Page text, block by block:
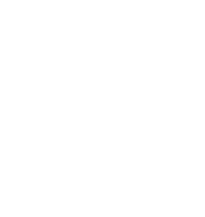
দিলেন সাচিং প্রু জেরী